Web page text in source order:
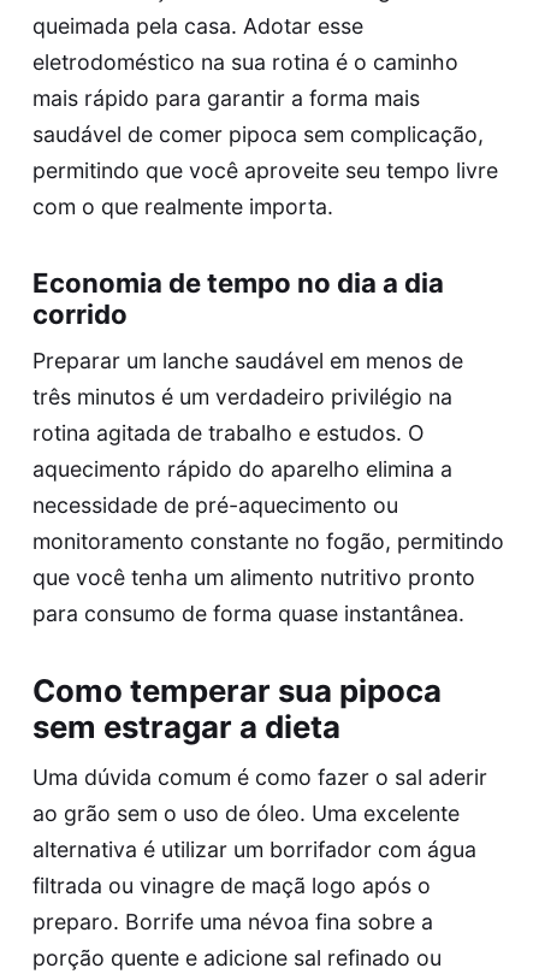
queimada pela casa. Adotar esse
eletrodoméstico na sua rotina é o caminho
mais rápido para garantir a forma mais
saudável de comer pipoca sem complicação,
permitindo que você aproveite seu tempo livre
com o que realmente importa.
Economia de tempo no dia a dia
corrido
Preparar um lanche saudável em menos de
três minutos é um verdadeiro privilégio na
rotina agitada de trabalho e estudos. O
aquecimento rápido do aparelho elimina a
necessidade de pré-aquecimento ou
monitoramento constante no fogão, permitindo
que você tenha um alimento nutritivo pronto
para consumo de forma quase instantânea.
Como temperar sua pipoca
sem estragar a dieta
Uma dúvida comum é como fazer o sal aderir
ao grão sem o uso de óleo. Uma excelente
alternativa é utilizar um borrifador com água
filtrada ou vinagre de maçã logo após o
preparo. Borrife uma névoa fina sobre a
porção quente e adicione sal refinado ou